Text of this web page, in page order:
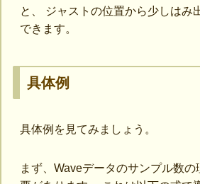
と、 ジャストの位置から少しはみ
できます。
具体例
具体例を見てみましょう。
まず、Waveデータのサンプル数